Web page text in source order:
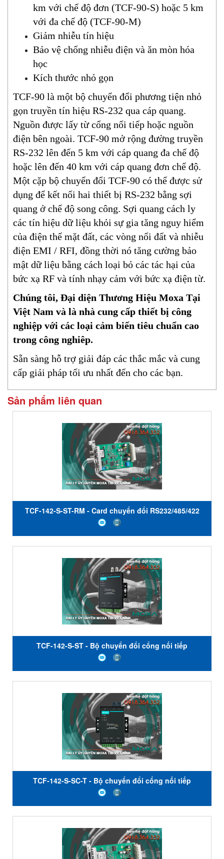
km với chế độ đơn (TCF-90-S) hoặc 5 km
với đa chế độ (TCF-90-M)
Giảm nhiễu tín hiệu
Bảo vệ chống nhiễu điện và ăn mòn hóa
học
Kích thước nhỏ gọn
TCF-90 là một bộ chuyển đổi phương tiện nhỏ
gọn truyền tín hiệu RS-232 qua cáp quang.
Nguồn được lấy từ cổng nối tiếp hoặc nguồn
điện bên ngoài. TCF-90 mở rộng đường truyền
RS-232 lên đến 5 km với cáp quang đa chế độ
hoặc lên đến 40 km với cáp quang đơn chế độ.
Một cặp bộ chuyển đổi TCF-90 có thể được sử
dụng để kết nối hai thiết bị RS-232 bằng sợi
quang ở chế độ song công. Sợi quang cách ly
các tín hiệu dữ liệu khỏi sự gia tăng nguy hiểm
của điện thế mặt đất, các vòng nối đất và nhiễu
điện EMI / RFI, đồng thời nó tăng cường bảo
mật dữ liệu bằng cách loại bỏ các tác hại của
bức xạ RF và tính nhạy cảm với bức xạ điện từ.
Chúng tôi, Đại diện Thương Hiệu Moxa Tại
Việt Nam và là nhà cung cấp thiết bị công
nghiệp với các loại cảm biến tiêu chuẩn cao
trong công nghiêp.
Sẵn sàng hỗ trợ giải đáp các thắc mắc và cung
cấp giải pháp tối ưu nhất đến cho các bạn.
Sản phẩm liên quan
TCF-142-S-ST-RM - Card chuyển đổi RS232/485/422
sang quang - Chế độ đơn - Đầu nối ST - Moxa Việt
Nam
TCF-142-S-ST - Bộ chuyển đổi cổng nối tiếp
RS232/485/422 sang quang giá rẻ - Đầu nối ST - Nhiệt
độ hoạt động từ 0 đến 60 ° C - Đại lý Moxa Việt Nam
TCF-142-S-SC-T - Bộ chuyển đổi cổng nối tiếp
RS232/485/422 sang quang giá rẻ - Đầu nối SC - Nhiệt
độ hoạt động từ -40 đến 75 ° C - Đại lý Moxa Việt Nam